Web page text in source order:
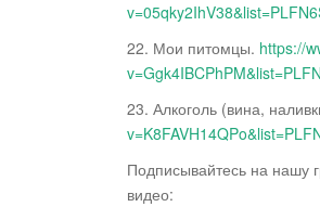
22. Мои питомцы. https://
23. Алкоголь (вина,
Подписывайтесь на нашу
видео: